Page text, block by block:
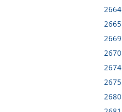
2664
2665
2669
2670
2674
2675
2680